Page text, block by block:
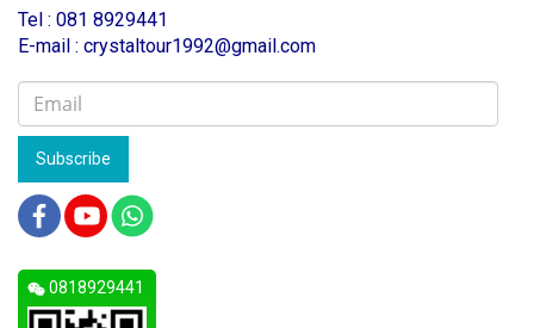
Tel : 081 8929441
E-mail : crystaltour1992@gmail.com
Subscribe
0818929441